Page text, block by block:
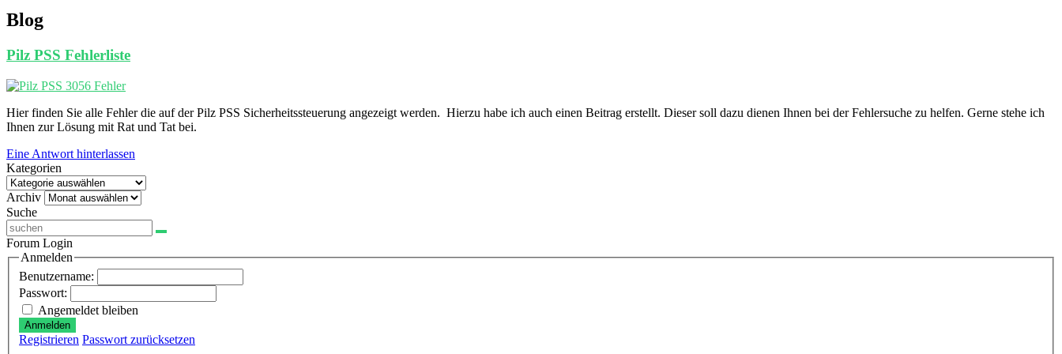
Blog
Pilz PSS Fehlerliste
Hier finden Sie alle Fehler die auf der Pilz PSS Sicherheitssteuerung angezeigt werden. Hierzu habe ich auch einen Beitrag erstellt. Dieser soll dazu dienen Ihnen bei der Fehlersuche zu helfen. Gerne stehe ich
Ihnen zur Lösung mit Rat und Tat bei.
Eine Antwort hinterlassen
Kategorien
Kategorien
Archiv Archiv
Suche
Forum Login
Anmelden
Benutzername:
Passwort:
Angemeldet bleiben
Anmelden
Registrieren Passwort zurücksetzen